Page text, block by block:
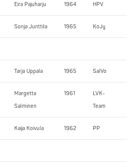
Eira Pajuharju 1964 HPV
Sonja Junttila 1965 KoJy
Tarja Uppala 1965 SalVo
Margetta
Salminen
1961
LVK-
Team
Kaija Koivula 1962 PP